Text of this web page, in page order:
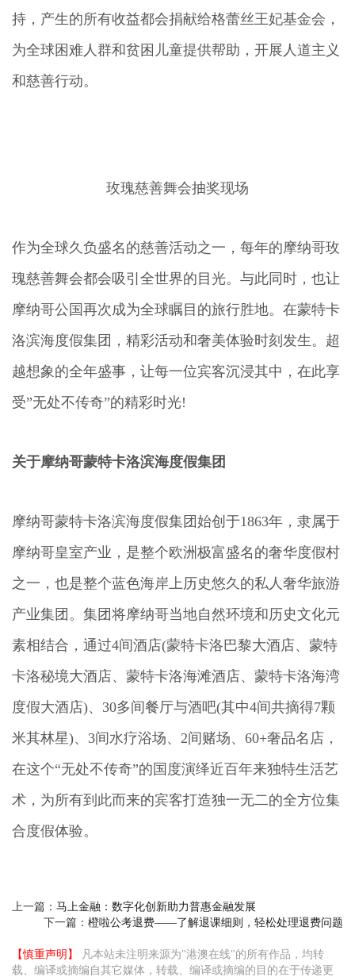
持，产生的所有收益都会捐献给格蕾丝王妃基金会，
为全球困难人群和贫困儿童提供帮助，开展人道主义
和慈善行动。
玫瑰慈善舞会抽奖现场
作为全球久负盛名的慈善活动之一，每年的摩纳哥玫
瑰慈善舞会都会吸引全世界的目光。与此同时，也让
摩纳哥公国再次成为全球瞩目的旅行胜地。在蒙特卡
洛滨海度假集团，精彩活动和奢美体验时刻发生。超
越想象的全年盛事，让每一位宾客沉浸其中，在此享
受”无处不传奇”的精彩时光!
关于摩纳哥蒙特卡洛滨海度假集团
摩纳哥蒙特卡洛滨海度假集团始创于1863年，隶属于
摩纳哥皇室产业，是整个欧洲极富盛名的奢华度假村
之一，也是整个蓝色海岸上历史悠久的私人奢华旅游
产业集团。集团将摩纳哥当地自然环境和历史文化元
素相结合，通过4间酒店(蒙特卡洛巴黎大酒店、蒙特
卡洛秘境大酒店、蒙特卡洛海滩酒店、蒙特卡洛海湾
度假大酒店)、30多间餐厅与酒吧(其中4间共摘得7颗
米其林星)、3间水疗浴场、2间赌场、60+奢品名店，
在这个“无处不传奇”的国度演绎近百年来独特生活艺
术，为所有到此而来的宾客打造独一无二的全方位集
合度假体验。
上一篇： 马上金融：数字化创新助力普惠金融发展
下一篇： 橙啦公考退费——了解退课细则，轻松处理退费问题
【慎重声明】
凡本站未注明来源为"港澳在线"的所有作品，均转
载、编译或摘编自其它媒体，转载、编译或摘编的目的在于传递更